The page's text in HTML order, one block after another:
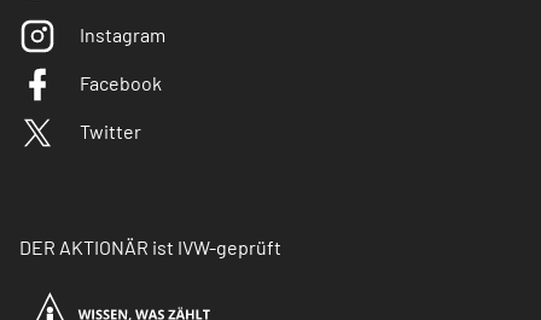
Instagram
Facebook
Twitter
DER AKTIONÄR ist IVW-geprüft